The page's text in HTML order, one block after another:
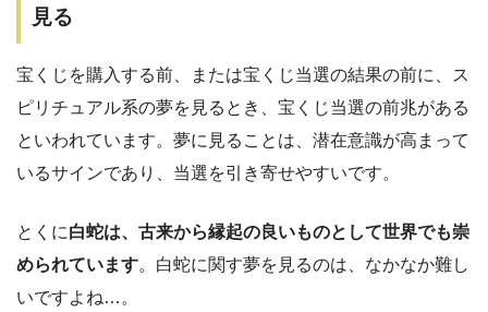
見る
宝くじを購入する前、または宝くじ当選の結果の前に、ス
ピリチュアル系の夢を見るとき、宝くじ当選の前兆がある
といわれています。夢に見ることは、潜在意識が高まって
いるサインであり、当選を引き寄せやすいです。
とくに白蛇は、古来から縁起の良いものとして世界でも崇
められています。白蛇に関す夢を見るのは、なかなか難し
いですよね…。